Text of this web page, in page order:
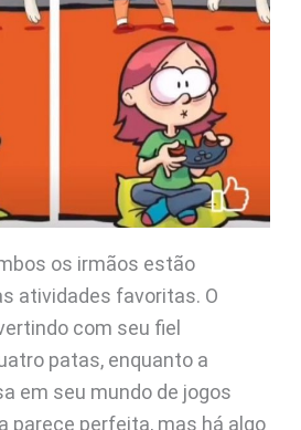
os irmãos estão
atividades favoritas. O
com seu fiel
patas, enquanto a
em seu mundo de jogos
parece perfeita, mas há algo